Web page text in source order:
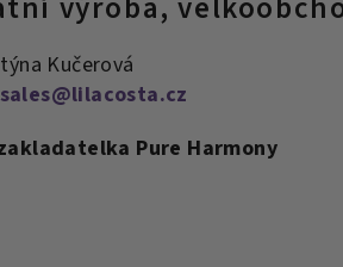
Kučerová
sales@lilacosta.cz
Pure Harmony